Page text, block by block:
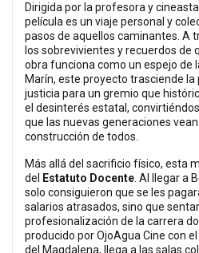
Dirigida por la profesora y cineasta
película es un viaje personal y
pasos de aquellos caminantes. A
los sobrevivientes y recuerdos de
obra funciona como un espejo de
Marín, este proyecto trasciende la
justicia para un gremio que
el desinterés estatal,
que las nuevas generaciones
construcción de todos.
Más allá del sacrificio físico, esta
del
Estatuto Docente. Al llegar a
solo consiguieron que se les
salarios atrasados, sino que
profesionalización de la carrera
producido por OjoAgua Cine con
del Magdalena, llega a las salas